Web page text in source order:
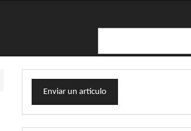
Enviar
unEnviar un artículo